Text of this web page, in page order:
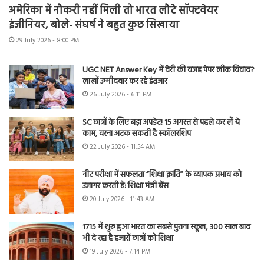
अमेरिका में नौकरी नहीं मिली तो भारत लौटे सॉफ्टवेयर
इंजीनियर, बोले- संघर्ष ने बहुत कुछ सिखाया
29 July 2026 - 8:00 PM
UGC NET Answer Key में देरी की वजह पेपर लीक विवाद?
लाखों उम्मीदवार कर रहे इंतजार
26 July 2026 - 6:11 PM
SC छात्रों के लिए बड़ा अपडेट! 15 अगस्त से पहले कर लें ये
काम, वरना अटक सकती है स्कॉलरशिप
22 July 2026 - 11:54 AM
नीट परीक्षा में सफलता “शिक्षा क्रांति” के व्यापक प्रभाव को
उजागर करती है: शिक्षा मंत्री बैंस
20 July 2026 - 11:43 AM
1715 में शुरू हुआ भारत का सबसे पुराना स्कूल, 300 साल बाद
भी दे रहा है हजारों छात्रों को शिक्षा
19 July 2026 - 7:14 PM